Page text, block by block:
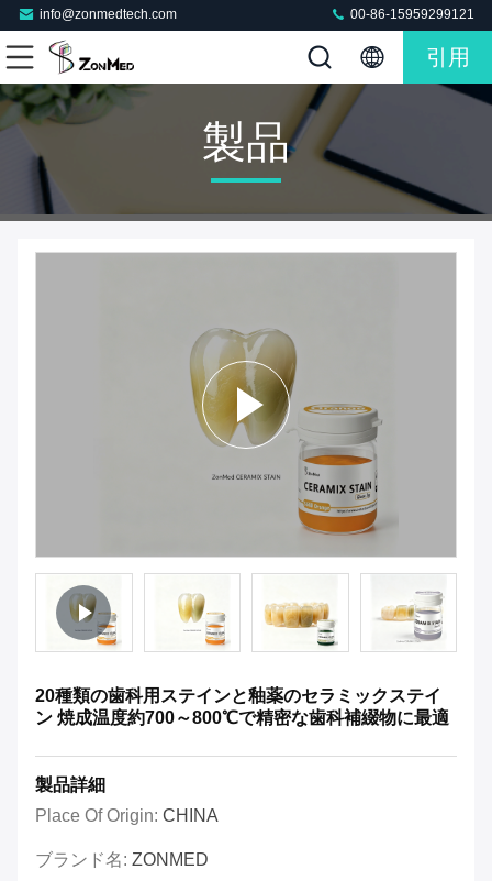
info@zonmedtech.com 00-86-15959299121
引用
製品
20種類の歯科用ステインと釉薬のセラミックステイ
ン 焼成温度約700～800℃で精密な歯科補綴物に最適
製品詳細
Place Of Origin: CHINA
ブランド名: ZONMED